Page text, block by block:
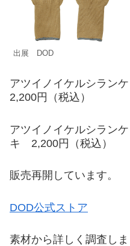
出展 DOD
アツイノイケルシラ
2,200円（税込）
アツイノイケルシラ
キ 2,200円（税込）
販売再開しています。
DOD公式ストア
素材から詳しく調査しま